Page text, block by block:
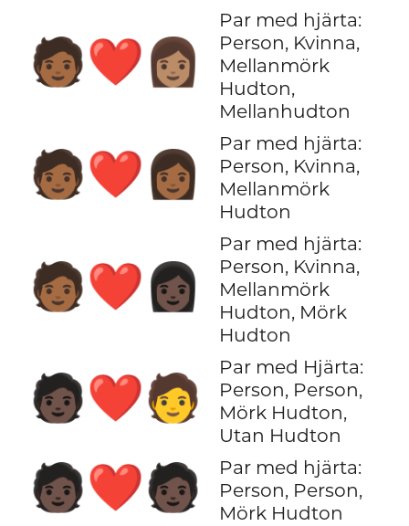
🧑🏾‍❤️‍👩🏽
Par med hjärta:
Person, Kvinna,
Mellanmörk
Hudton,
Mellanhudton
🧑🏾‍❤️‍👩🏾
Par med hjärta:
Person, Kvinna,
Mellanmörk
Hudton
🧑🏾‍❤️‍👩🏿
Par med hjärta:
Person, Kvinna,
Mellanmörk
Hudton, Mörk
Hudton
🧑🏿‍❤️‍🧑
Par med Hjärta:
Person, Person,
Mörk Hudton,
Utan Hudton
🧑🏿‍❤️‍🧑🏿
Par med hjärta:
Person, Person,
Mörk Hudton